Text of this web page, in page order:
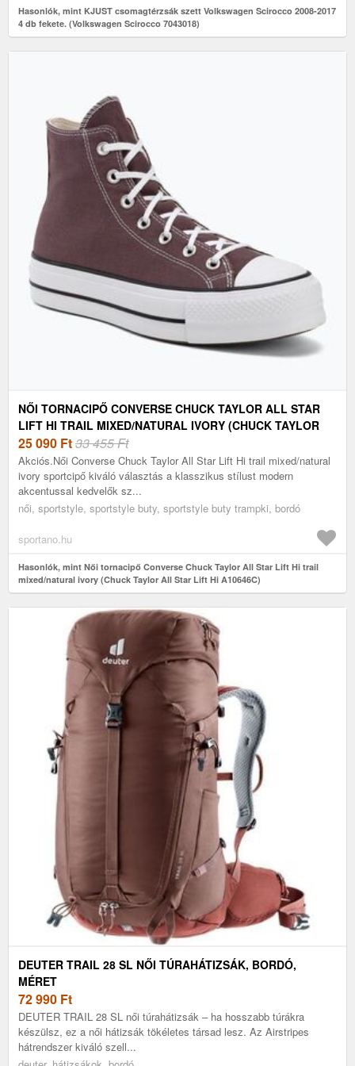
Hasonlók, mint KJUST csomagtérzsák szett Volkswagen Scirocco 2008-2017
4 db fekete. (Volkswagen Scirocco 7043018)
NŐI TORNACIPŐ CONVERSE CHUCK TAYLOR ALL STAR
LIFT HI TRAIL MIXED/NATURAL IVORY (CHUCK TAYLOR
ALL STAR LIFT HI A10646C)
25 090 Ft33 455 Ft
Akciós.Női Converse Chuck Taylor All Star Lift Hi trail mixed/natural
ivory sportcipő kiváló választás a klasszikus stílust modern
akcentussal kedvelők sz...
női, sportstyle, sportstyle buty, sportstyle buty trampki, bordó
sportano.hu
Hasonlók, mint Női tornacipő Converse Chuck Taylor All Star Lift Hi trail
mixed/natural ivory (Chuck Taylor All Star Lift Hi A10646C)
DEUTER TRAIL 28 SL NŐI TÚRAHÁTIZSÁK, BORDÓ,
MÉRET
72 990 Ft
DEUTER TRAIL 28 SL női túrahátizsák – ha hosszabb túrákra
készülsz, ez a női hátizsák tökéletes társad lesz. Az Airstripes
hátrendszer kiváló szell...